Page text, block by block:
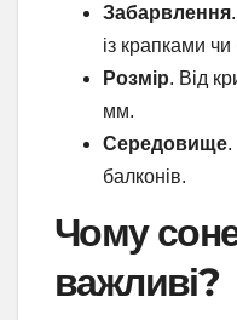
Забарвлення
із крапками чи
Розмір. Від
мм.
Середовище.
балконів.
Чому
важливі?